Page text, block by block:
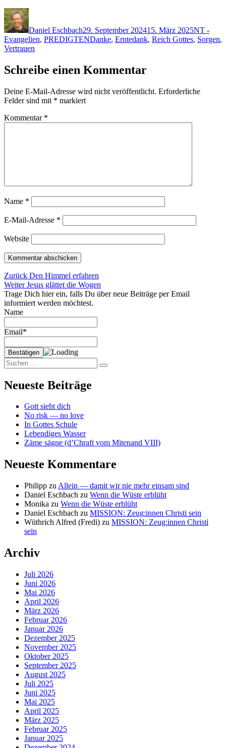
Autor
Daniel Eschbach29. September 202415. März 2025NT -
Evangelien, PREDIGTENSchlagwörter
Danke, Erntedank, Reich Gottes, Sorgen,
Vertrauen
Schreibe einen Kommentar
Deine E-Mail-Adresse wird nicht veröffentlicht. Erforderliche
Felder sind mit * markiert
Kommentar *
Name *
E-Mail-Adresse *
Website
Beitragsnavigation
Zurück Vorheriger
Beitrag:
Den Himmel erfahren
Weiter Nächster
Beitrag:
Jesus glättet die Wogen
Trage Dich hier ein, falls Du über neue Beiträge per Email
informiert werden möchtest.
Name
Email*
Suchen
nach:
Suchen
Neueste Beiträge
Gott sieht dich
No risk — no love
In Gottes Schule
Lebendiges Wasser
Zäme sägne (d’Chraft vom Mitenand VIII)
Neueste Kommentare
Philipp zu Allein — damit wir nie mehr einsam sind
Daniel Eschbach zu Wenn die Wüste erblüht
Monika zu Wenn die Wüste erblüht
Daniel Eschbach zu MISSION: Zeug:innen Christi sein
Wüthrich Alfred (Fredi) zu MISSION: Zeug:innen Christi
sein
Archiv
Juli 2026
Juni 2026
Mai 2026
April 2026
März 2026
Februar 2026
Januar 2026
Dezember 2025
November 2025
Oktober 2025
September 2025
August 2025
Juli 2025
Juni 2025
Mai 2025
April 2025
März 2025
Februar 2025
Januar 2025